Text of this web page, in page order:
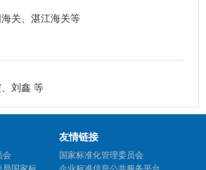
关、湛江海关等
刘鑫 等
会
友情链接
国家标准化管理委员会